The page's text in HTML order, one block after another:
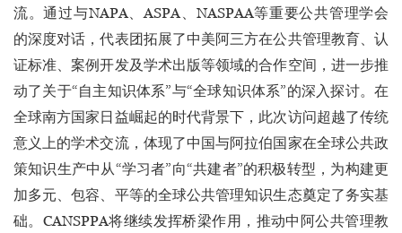
流。通过与NAPA、ASPA、NASPAA等重要公共管理学会
的深度对话，代表团拓展了中美阿三方在公共管理教育、认
证标准、案例开发及学术出版等领域的合作空间，进一步推
动了关于“自主知识体系”与“全球知识体系”的深入探讨。在
全球南方国家日益崛起的时代背景下，此次访问超越了传统
意义上的学术交流，体现了中国与阿拉伯国家在全球公共政
策知识生产中从“学习者”向“共建者”的积极转型，为构建更
加多元、包容、平等的全球公共管理知识生态奠定了务实基
础。CANSPPA将继续发挥桥梁作用，推动中阿公共管理教